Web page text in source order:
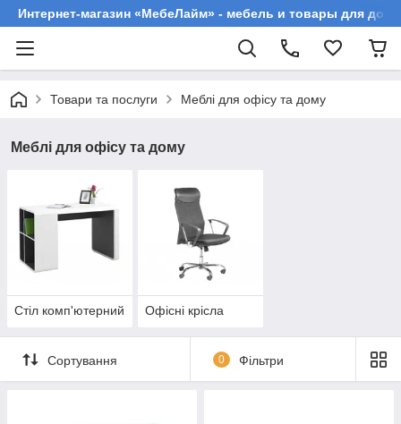
Интернет-магазин «МебеЛайм» - мебель и товары для
Товари та послуги Меблі для офісу та дому
Меблі для офісу та дому
Стіл комп'ютерний Офісні крісла
Сортування 0 Фільтри